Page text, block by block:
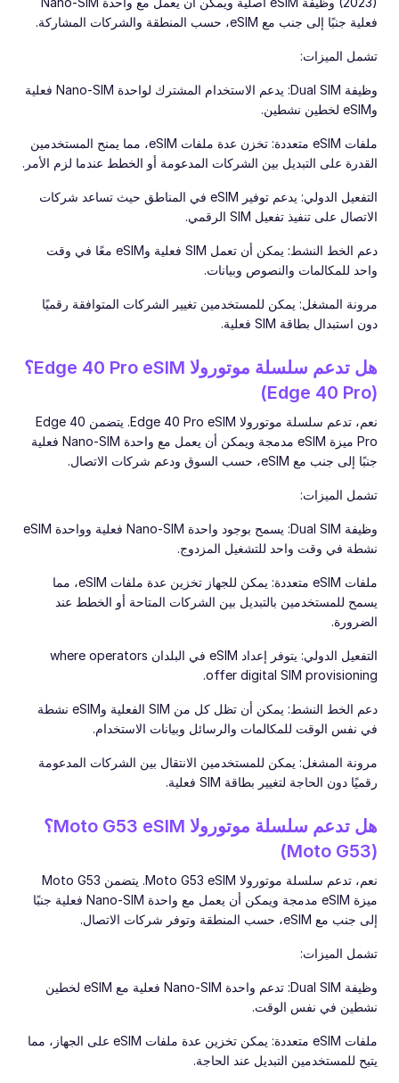
فعلية جنبًا إلى جنب مع eSIM، حسب المنطقة والشركات المشاركة.
تشمل الميزات:
وظيفة Dual SIM: يدعم الاستخدام المشترك لواحدة Nano-SIM فعلية
وeSIM لخطين نشطين.
ملفات eSIM متعددة: تخزن عدة ملفات eSIM، مما يمنح المستخدمين
القدرة على التبديل بين الشركات المدعومة أو الخطط عندما لزم الأمر.
التفعيل الدولي: يدعم توفير eSIM في المناطق حيث تساعد شركات
الاتصال على تنفيذ تفعيل SIM الرقمي.
دعم الخط النشط: يمكن أن تعمل SIM فعلية وeSIM معًا في وقت
واحد للمكالمات والنصوص وبيانات.
مرونة المشغل: يمكن للمستخدمين تغيير الشركات المتوافقة رقميًا
دون استبدال بطاقة SIM فعلية.
هل تدعم سلسلة موتورولا Edge 40 Pro eSIM؟
(Edge 40 Pro)
نعم، تدعم سلسلة موتورولا Edge 40 Pro eSIM. يتضمن Edge 40
Pro ميزة eSIM مدمجة ويمكن أن يعمل مع واحدة Nano-SIM فعلية
جنبًا إلى جنب مع eSIM، حسب السوق ودعم شركات الاتصال.
تشمل الميزات:
وظيفة Dual SIM: يسمح بوجود واحدة Nano-SIM فعلية وواحدة eSIM
نشطة في وقت واحد للتشغيل المزدوج.
ملفات eSIM متعددة: يمكن للجهاز تخزين عدة ملفات eSIM، مما
يسمح للمستخدمين بالتبديل بين الشركات المتاحة أو الخطط عند
الضرورة.
التفعيل الدولي: يتوفر إعداد eSIM في البلدان where operators
offer digital SIM provisioning.
دعم الخط النشط: يمكن أن تظل كل من SIM الفعلية وeSIM نشطة
في نفس الوقت للمكالمات والرسائل وبيانات الاستخدام.
مرونة المشغل: يمكن للمستخدمين الانتقال بين الشركات المدعومة
رقميًا دون الحاجة لتغيير بطاقة SIM فعلية.
هل تدعم سلسلة موتورولا Moto G53 eSIM؟
(Moto G53)
نعم، تدعم سلسلة موتورولا Moto G53 eSIM. يتضمن Moto G53
ميزة eSIM مدمجة ويمكن أن يعمل مع واحدة Nano-SIM فعلية جنبًا
إلى جنب مع eSIM، حسب المنطقة وتوفر شركات الاتصال.
تشمل الميزات:
وظيفة Dual SIM: تدعم واحدة Nano-SIM فعلية مع eSIM لخطين
نشطين في نفس الوقت.
ملفات eSIM متعددة: يمكن تخزين عدة ملفات eSIM على الجهاز، مما
يتيح للمستخدمين التبديل عند الحاجة.